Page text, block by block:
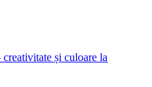
și culoare la